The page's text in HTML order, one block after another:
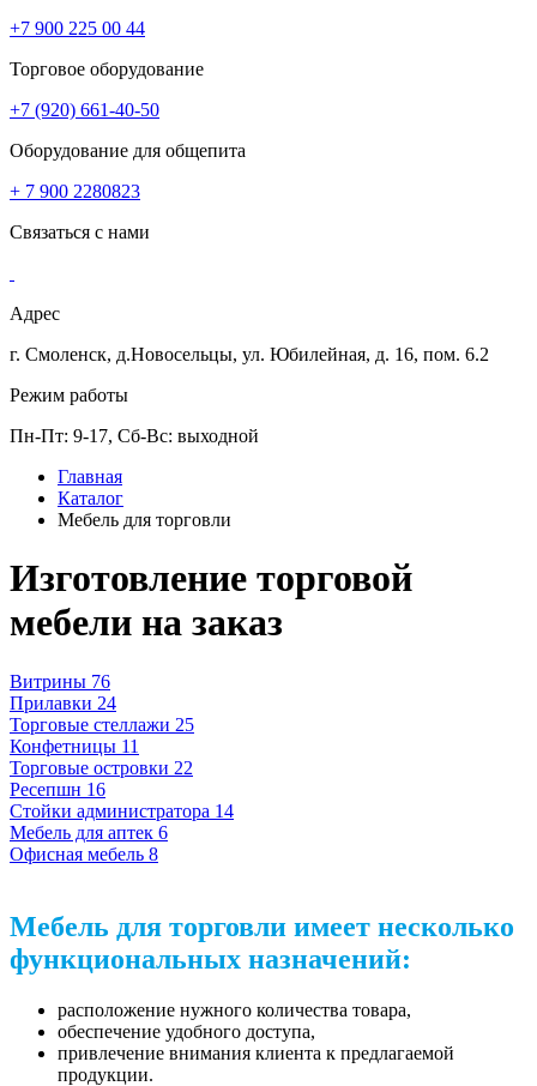
+7 900 225 00 44
Торговое оборудование
+7 (920) 661-40-50
Оборудование для общепита
+ 7 900 2280823
Связаться с нами
Адрес
г. Смоленск, д.Новосельцы, ул. Юбилейная, д. 16, пом. 6.2
Режим работы
Пн-Пт: 9-17, Сб-Вс: выходной
Главная
Каталог
Мебель для торговли
Изготовление торговой
мебели на заказ
Витрины 76
Прилавки 24
Торговые стеллажи 25
Конфетницы 11
Торговые островки 22
Ресепшн 16
Стойки администратора 14
Мебель для аптек 6
Офисная мебель 8
Мебель для торговли имеет несколько
функциональных назначений:
расположение нужного количества товара,
обеспечение удобного доступа,
привлечение внимания клиента к предлагаемой
продукции.